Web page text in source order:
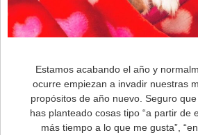
Estamos acabando el año y
ocurre empiezan a invadir nuestras
propósitos de año nuevo. Seguro
has planteado cosas tipo “a partir de
más tiempo a lo que me gusta”,